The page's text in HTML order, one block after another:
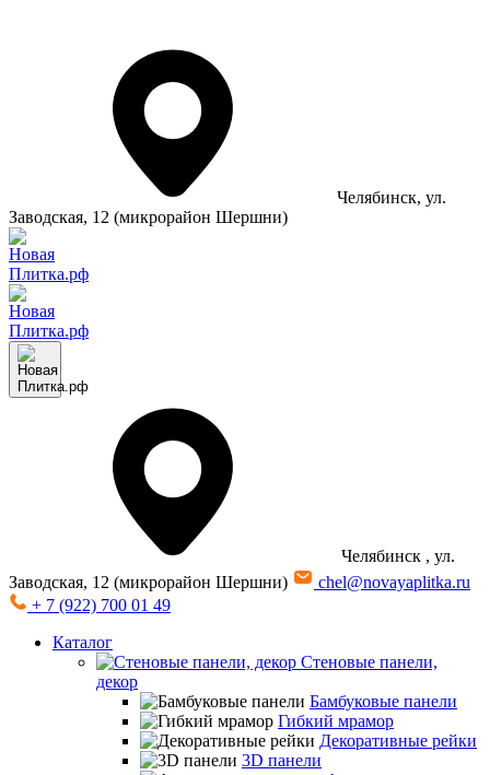
Челябинск, ул.
Заводская, 12 (микрорайон Шершни)
Челябинск , ул.
Заводская, 12 (микрорайон Шершни)
chel@novayaplitka.ru
+ 7 (922) 700 01 49
Каталог
Стеновые панели,
декор
Бамбуковые панели
Гибкий мрамор
Декоративные рейки
3D панели